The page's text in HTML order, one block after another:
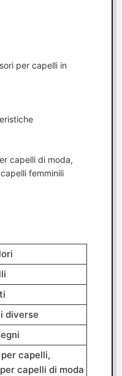
per capelli in
capelli di moda,
femminili
diverse
capelli,
capelli di moda